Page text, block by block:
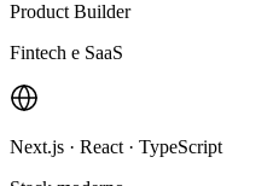
Product Builder
Fintech e SaaS
Next.js · React · TypeScript